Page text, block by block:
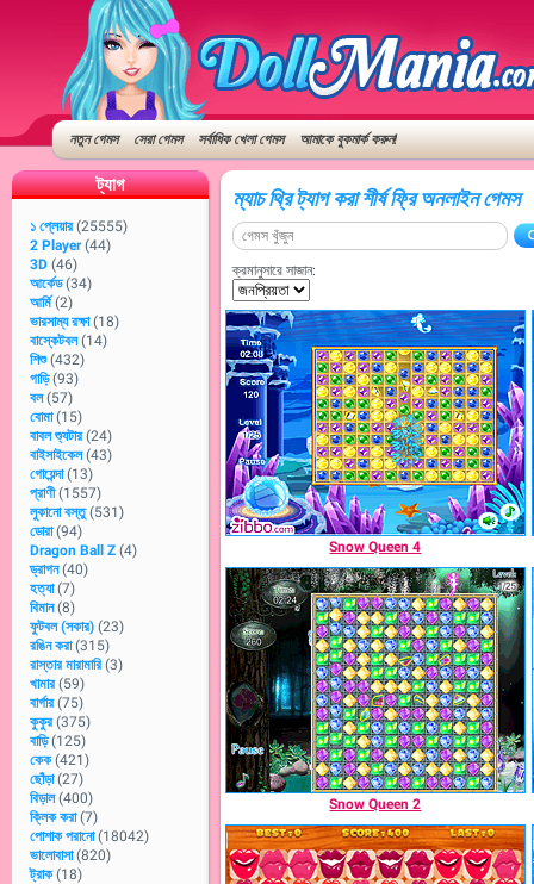
নতুন গেমস সেরা গেমস সর্বাধিক খেলা গেমস আমাকে বুকমার্ক করুন!
ট্যাগ
১ প্লেয়ার (25555)
2 Player (44)
3D (46)
আর্কেড (34)
আর্মি (2)
ভারসাম্য রক্ষা (18)
বাস্কেটবল (14)
শিশু (432)
গাড়ি (93)
বল (57)
বোমা (15)
বাবল শ্যুটার (24)
বাইসাইকেল (43)
গোয়েন্দা (13)
প্রাণী (1557)
লুকানো বস্তু (531)
ডোরা (94)
Dragon Ball Z (4)
ড্রাগন (40)
হত্যা (7)
বিমান (8)
ফুটবল (সকার) (23)
রঙিন করা (315)
রাস্তার মারামারি (3)
খামার (59)
বার্গার (75)
কুকুর (375)
বাড়ি (125)
কেক (421)
ছোঁড়া (27)
বিড়াল (400)
ক্লিক করা (7)
পোশাক পরানো (18042)
ভালোবাসা (820)
ট্রাক (18)
ম্যাচ থ্রি ট্যাগ করা শীর্ষ ফ্রি অনলাইন গেমস
ক্রমানুসারে সাজান:
Snow Queen 4
Snow Queen 2